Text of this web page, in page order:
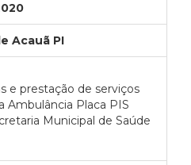
Acauã PI
e prestação de serviços
Ambulância Placa PIS
Municipal de Saúde